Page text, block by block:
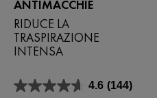
ANTIMACCHIE
RIDUCE LA
TRASPIRAZIONE
INTENSA
4.6 (144)
4.6